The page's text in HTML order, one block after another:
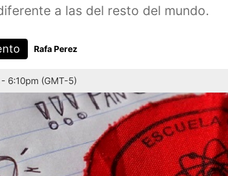
a las del resto del mundo.
Rafa Perez
6:10pm (GMT-5)